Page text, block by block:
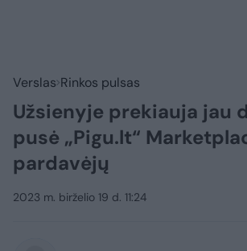
Verslas Rinkos pulsas
Užsienyje prekiauja jau
pusė „Pigu.lt“
pardavėjų
2023 m. birželio 19 d. 11:24